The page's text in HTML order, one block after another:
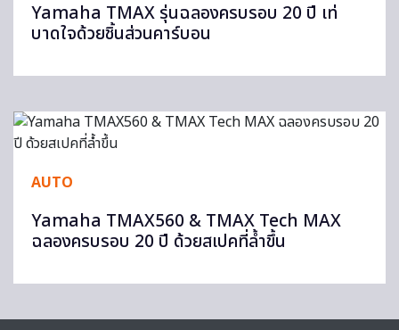
Yamaha TMAX รุ่นฉลองครบรอบ 20 ปี เท่
บาดใจด้วยชิ้นส่วนคาร์บอน
AUTO
Yamaha TMAX560 & TMAX Tech MAX
ฉลองครบรอบ 20 ปี ด้วยสเปคที่ล้ำขึ้น